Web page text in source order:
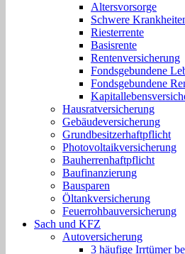
Altersvorsorge
Schwere
Riesterrente
Basisrente
Rentenversicherung
Fondsgebundene
Fondsgebundene
Hausratversicherung
Gebäudeversicherung
Grundbesitzerhaftpflicht
Photovoltaikversicherung
Bauherrenhaftpflicht
Baufinanzierung
Bausparen
Öltankversicherung
Feuerrohbauversicherung
Sach und KFZ
Autoversicherung
3 häufige Irrtümer